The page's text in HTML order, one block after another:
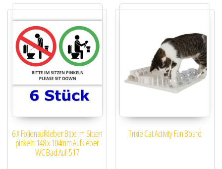
6 X Folienaufkleber Bitte im Sitzen
pinkeln 148 x 104mm Aufkleber
WC Bad Auf-517
Trixie Cat Activity Fun Board